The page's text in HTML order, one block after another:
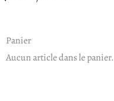
Panier
Aucun article dans le panier.